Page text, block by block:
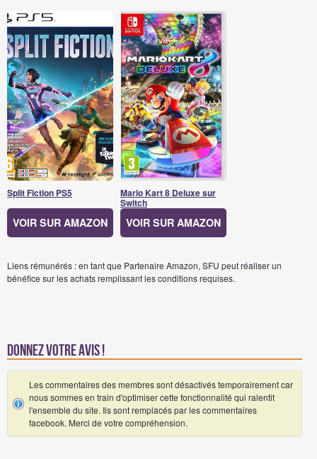
Split Fiction PS5
VOIR SUR AMAZON
Mario Kart 8 Deluxe sur
Switch
VOIR SUR AMAZON
Liens rémunérés : en tant que Partenaire Amazon, SFU peut réaliser un
bénéfice sur les achats remplissant les conditions requises.
Donnez votre avis !
Les commentaires des membres sont désactivés temporairement car
nous sommes en train d'optimiser cette fonctionnalité qui ralentit
l'ensemble du site. Ils sont remplacés par les commentaires
facebook. Merci de votre compréhension.